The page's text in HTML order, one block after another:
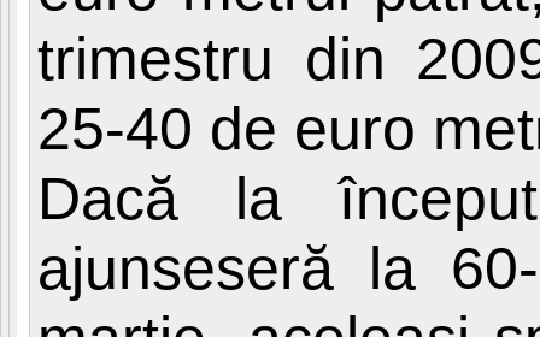
trimestru din
25-40 de euro
Dacă la
ajunseseră la